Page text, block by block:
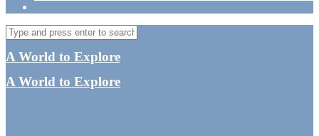
A World to Explore
A World to Explore